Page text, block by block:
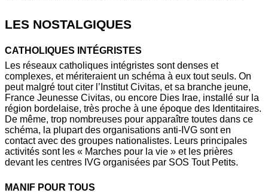
LES NOSTALGIQUES
CATHOLIQUES INTÉGRISTES
Les réseaux catholiques intégristes sont denses et
complexes, et mériteraient un schéma à eux tout seuls. On
peut malgré tout citer l’Institut Civitas, et sa branche jeune,
France Jeunesse Civitas, ou encore Dies Irae, installé sur la
région bordelaise, très proche à une époque des Identitaires.
De même, trop nombreuses pour apparaître toutes dans ce
schéma, la plupart des organisations anti-IVG sont en
contact avec des groupes nationalistes. Leurs principales
activités sont les « Marches pour la vie » et les prières
devant les centres IVG organisées par SOS Tout Petits.
MANIF POUR TOUS